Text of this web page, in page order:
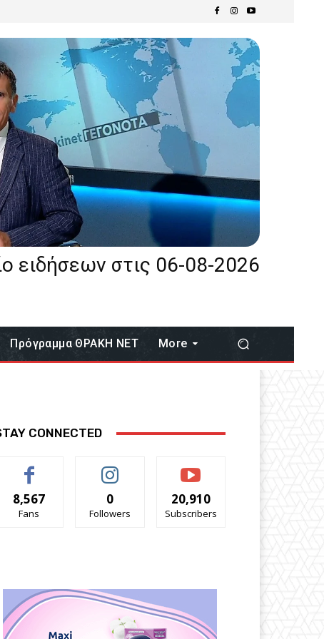
ειδήσεων στις 06-08-2026
Πρόγραμμα ΘΡΑΚΗ ΝΕΤ More
CONNECTED
8,567
Fans
0
Followers
20,910
Subscribers